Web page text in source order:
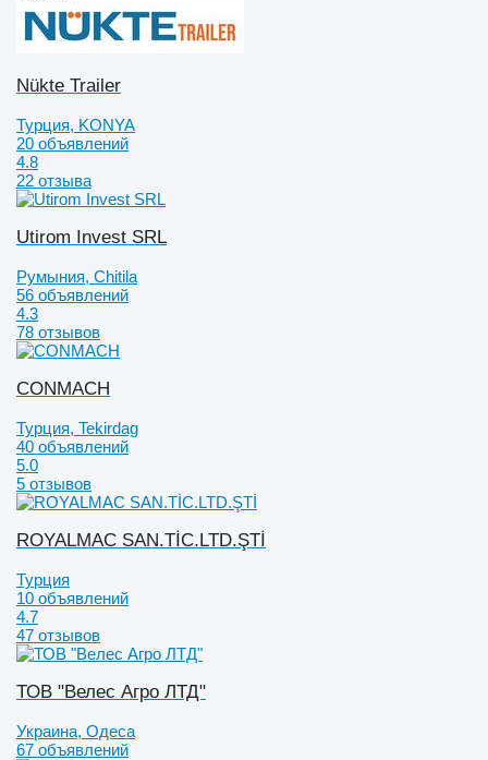
Nükte Trailer
Турция, KONYA
20 объявлений
4.8
22 отзыва
Utirom Invest SRL
Румыния, Chitila
56 объявлений
4.3
78 отзывов
CONMACH
Турция, Tekirdag
40 объявлений
5.0
5 отзывов
ROYALMAC SAN.TİC.LTD.ŞTİ
Турция
10 объявлений
4.7
47 отзывов
ТОВ "Велес Агро ЛТД"
Украина, Одеса
67 объявлений